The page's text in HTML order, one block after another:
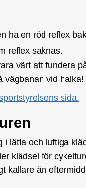
ha en röd reflex
reflex saknas.
värt att fundera
vägbanan vid halka!
sida.
lätta och luftiga
klädsel för
kallare än